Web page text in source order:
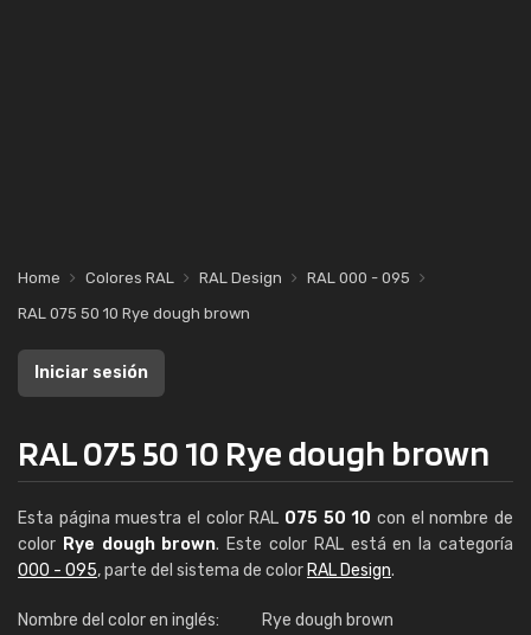
Home Colores RAL RAL Design
RAL 000 - 095
RAL 075 50 10 Rye dough brown
Iniciar sesión
RAL 075 50 10 Rye dough brown
Esta página muestra el color RAL 075 50 10 con el nombre de
color Rye dough brown. Este color RAL está en la categoría
000 - 095, parte del sistema de color RAL Design.
Nombre del color en inglés:
Rye dough brown